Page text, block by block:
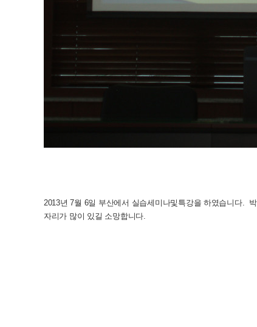
2013년 7월 6일 부산에서 실습세미나및특강을 하였습니다.
자리가 많이 있길 소망합니다.